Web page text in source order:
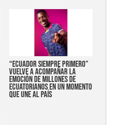
“Ecuador siempre primero”
vuelve a acompañar la
emoción de millones de
ecuatorianos en un momento
que une al país